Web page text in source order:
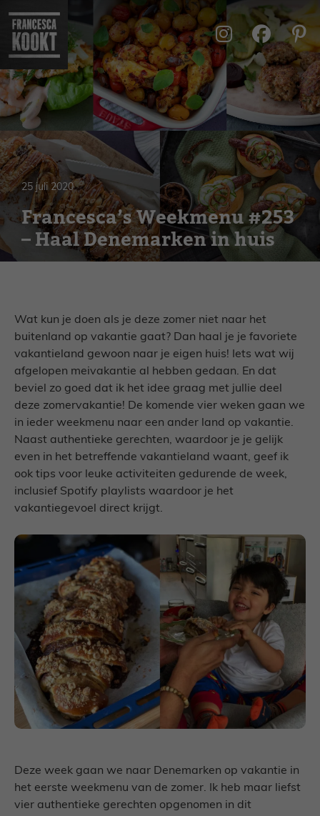
naar
inhoud
25 juli 2020
Francesca’s Weekmenu #253
– Haal Denemarken in huis
Wat kun je doen als je deze zomer niet naar het
buitenland op vakantie gaat? Dan haal je je favoriete
vakantieland gewoon naar je eigen huis! Iets wat wij
afgelopen meivakantie al hebben gedaan. En dat
beviel zo goed dat ik het idee graag met jullie deel
deze zomervakantie! De komende vier weken gaan we
in ieder weekmenu naar een ander land op vakantie.
Naast authentieke gerechten, waardoor je je gelijk
even in het betreffende vakantieland waant, geef ik
ook tips voor leuke activiteiten gedurende de week,
inclusief Spotify playlists waardoor je het
vakantiegevoel direct krijgt.
Deze week gaan we naar Denemarken op vakantie in
het eerste weekmenu van de zomer. Ik heb maar liefst
vier authentieke gerechten opgenomen in dit